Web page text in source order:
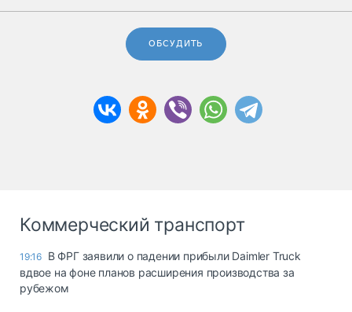
ОБСУДИТЬ
Коммерческий транспорт
19:16 В ФРГ заявили о падении прибыли Daimler Truck
вдвое на фоне планов расширения производства за
рубежом